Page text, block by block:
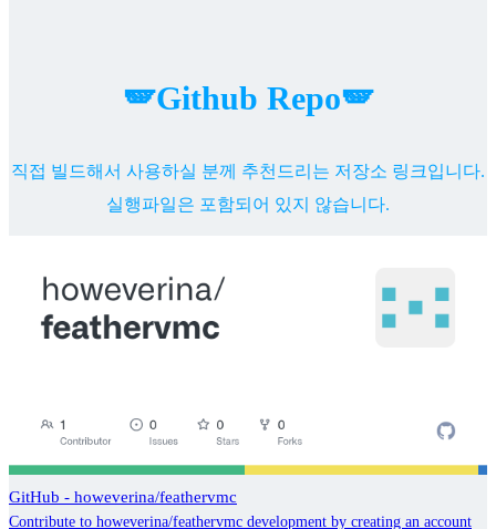
🪽Github Repo🪽
직접 빌드해서 사용하실 분께 추천드리는 저장소 링크입니다.
실행파일은 포함되어 있지 않습니다.
GitHub - howeverina/feathervmc
Contribute to howeverina/feathervmc development by creating an account